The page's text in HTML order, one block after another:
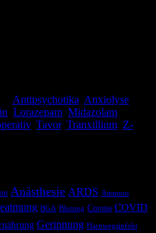
Antipsychotika Anxiolyse
Lorazepam Midazolam
, Tavor, Tranxillium Z-
Anästhesie ARDS Atemnot
BGA Blutung Corona COVID
Gerinnung Harnwegsinfekt